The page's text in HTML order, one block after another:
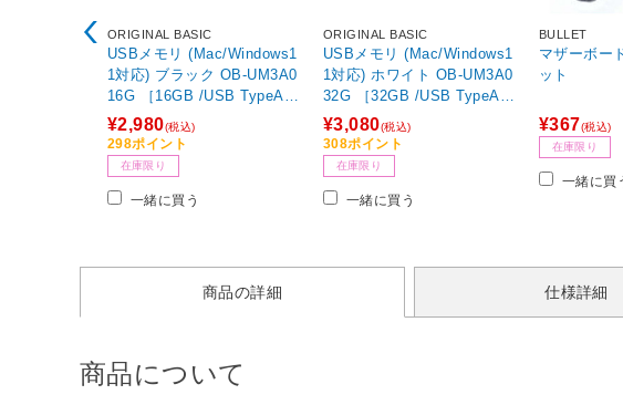
ORIGINAL BASIC
USBメモリ (Mac/Windows1
1対応) ブラック OB-UM3A0
16G ［16GB /USB TypeA /
USB3.2 /キャップ式］
¥2,980(税込)
298ポイント
在庫限り
一緒に買う
ORIGINAL BASIC
USBメモリ (Mac/Windows1
1対応) ホワイト OB-UM3A0
32G ［32GB /USB TypeA /
USB3.2 /キャップ式］ 【86
4】
¥3,080(税込)
308ポイント
在庫限り
一緒に買う
BULLET
マザーボー
ット
¥367(税込)
在庫限り
一緒に買
商品の詳細 仕様詳細
商品について